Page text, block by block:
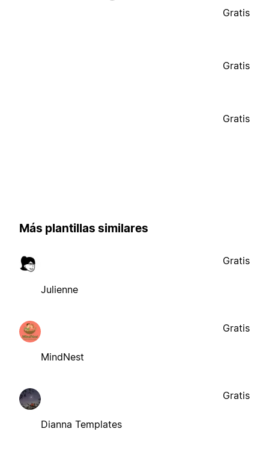
Gratis
Gratis
Gratis
Más plantillas similares
Julienne
Gratis
MindNest
Gratis
Dianna Templates
Gratis